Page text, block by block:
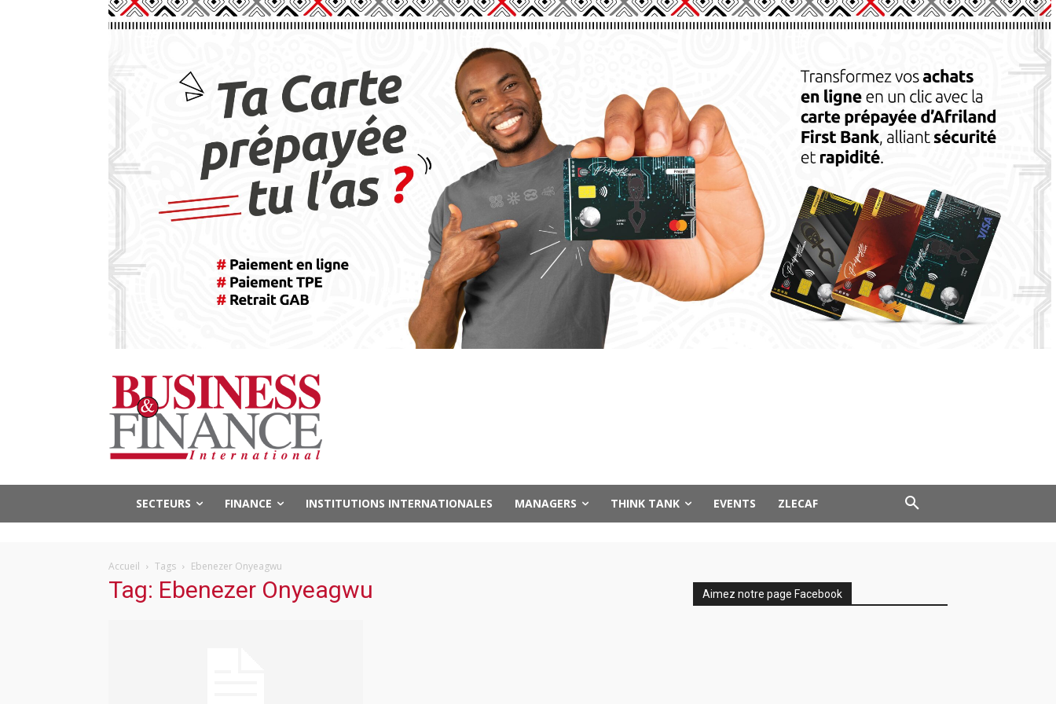
SECTEURS FINANCE INSTITUTIONS INTERNATIONALES MANAGERS THINK TANK EVENTS ZLECAF
Accueil Tags Ebenezer Onyeagwu
Tag: Ebenezer Onyeagwu Aimez notre page Facebook